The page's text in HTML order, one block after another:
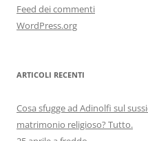
Feed dei commenti
WordPress.org
ARTICOLI RECENTI
Cosa sfugge ad Adinolfi sul
matrimonio religioso? Tutto.